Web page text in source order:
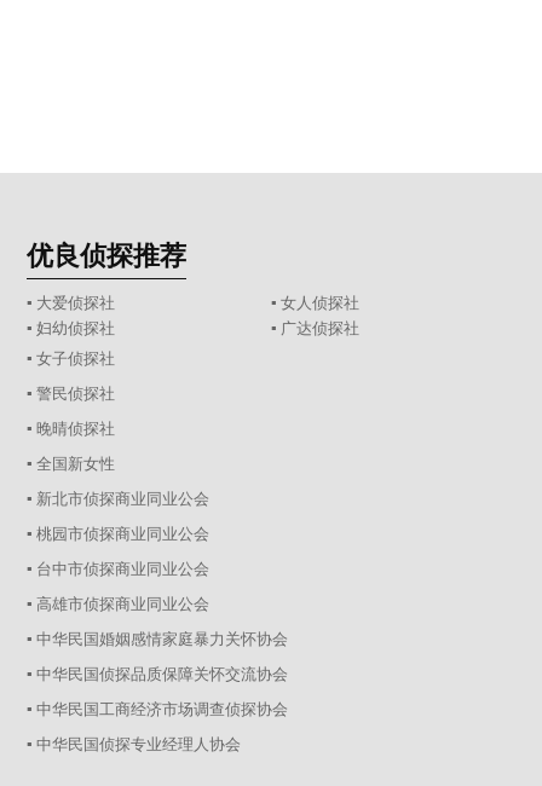
优良侦探推荐
▪ 大爱侦探社
▪ 女人侦探社
▪ 妇幼侦探社
▪ 广达侦探社
▪ 女子侦探社
▪ 警民侦探社
▪ 晚晴侦探社
▪ 全国新女性
▪ 新北市侦探商业同业公会
▪ 桃园市侦探商业同业公会
▪ 台中市侦探商业同业公会
▪ 高雄市侦探商业同业公会
▪ 中华民国婚姻感情家庭暴力关怀协会
▪ 中华民国侦探品质保障关怀交流协会
▪ 中华民国工商经济市场调查侦探协会
▪ 中华民国侦探专业经理人协会